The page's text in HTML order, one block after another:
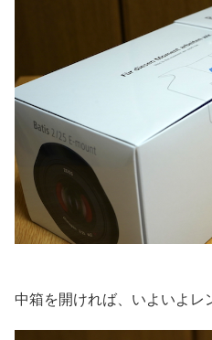
中箱を開ければ、いよいよレ